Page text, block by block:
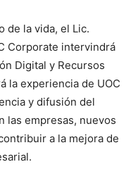
de la vida, el Lic.
Corporate intervindrá
Digital y Recursos
la experiencia de UOC
y difusión del
las empresas, nuevos
a la mejora de